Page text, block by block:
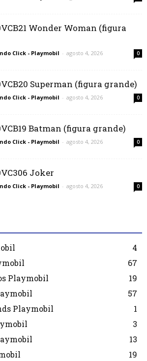
Wonder Woman (figura
Click - Playmobil - agosto 4, 2026 0
Superman (figura grande)
Click - Playmobil - agosto 4, 2026 0
Batman (figura grande)
Click - Playmobil - agosto 4, 2026 0
Joker
Click - Playmobil - agosto 4, 2026 0
4
67
Playmobil
19
57
Playmobil
1
3
13
19